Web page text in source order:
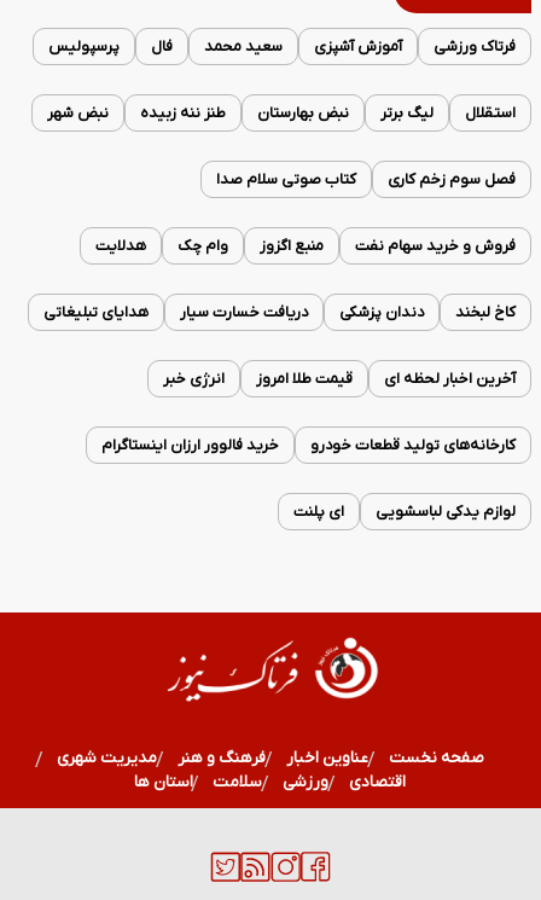
فرتاک ورزشی آموزش آشپزی سعید محمد فال پرسپولیس
استقلال لیگ برتر نبض بهارستان طنز ننه زبیده نبض شهر
فصل سوم زخم کاری کتاب صوتی سلام صدا
فروش و خرید سهام نفت منبع اگزوز وام چک هدلایت
کاخ لبخند دندان پزشکی دریافت خسارت سیار هدایای تبلیغاتی
آخرین اخبار لحظه ای قیمت طلا امروز انرژی خبر
کارخانه‌های تولید قطعات خودرو خرید فالوور ارزان اینستاگرام
لوازم یدکی لباسشویی ای پلنت
صفحه نخست عناوین اخبار فرهنگ و هنر
مدیریت شهری
اقتصادی
ورزشی سلامت استان ها